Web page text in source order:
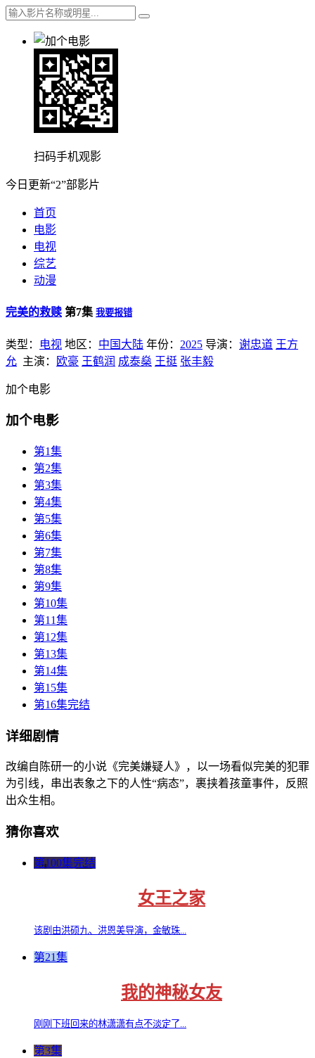
扫码手机观影
今日更新“2”部影片
首页
电影
电视
综艺
动漫
完美的救赎 第7集 我要报错
类型： 电视 地区： 中国大陆 年份： 2025 导演： 谢忠道 王方
允 主演： 欧豪 王鹤润 成泰燊 王挺 张丰毅
加个电影
加个电影
第1集
第2集
第3集
第4集
第5集
第6集
第7集
第8集
第9集
第10集
第11集
第12集
第13集
第14集
第15集
第16集完结
详细剧情
改编自陈研一的小说《完美嫌疑人》，以一场看似完美的犯罪
为引线，串出表象之下的人性“病态”，裹挟着孩童事件，反照
出众生相。
猜你喜欢
第100集完结
女王之家
该剧由洪硕九、洪恩美导演，金敏珠...
第21集
我的神秘女友
刚刚下班回来的林潇潇有点不淡定了...
第3集